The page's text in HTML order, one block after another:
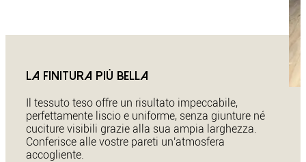
La finitura più bella
Il tessuto teso offre un risultato impeccabile,
perfettamente liscio e uniforme, senza giunture né
cuciture visibili grazie alla sua ampia larghezza.
Conferisce alle vostre pareti un'atmosfera
accogliente.